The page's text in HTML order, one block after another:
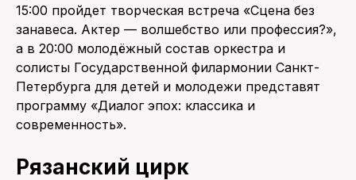
15:00 пройдет творческая встреча «Сцена без
занавеса. Актер — волшебство или профессия?»,
а в 20:00 молодёжный состав оркестра и
солисты Государственной филармонии Санкт-
Петербурга для детей и молодежи представят
программу «Диалог эпох: классика и
современность».
Рязанский цирк